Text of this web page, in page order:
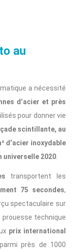
au
a nécessité
d’acier et près
pour donner vie
scintillante, au
d’acier inoxydable
universelle 2020
transportent les
75 secondes,
spectaculaire sur
prouesse technique
prix international
près de 1000